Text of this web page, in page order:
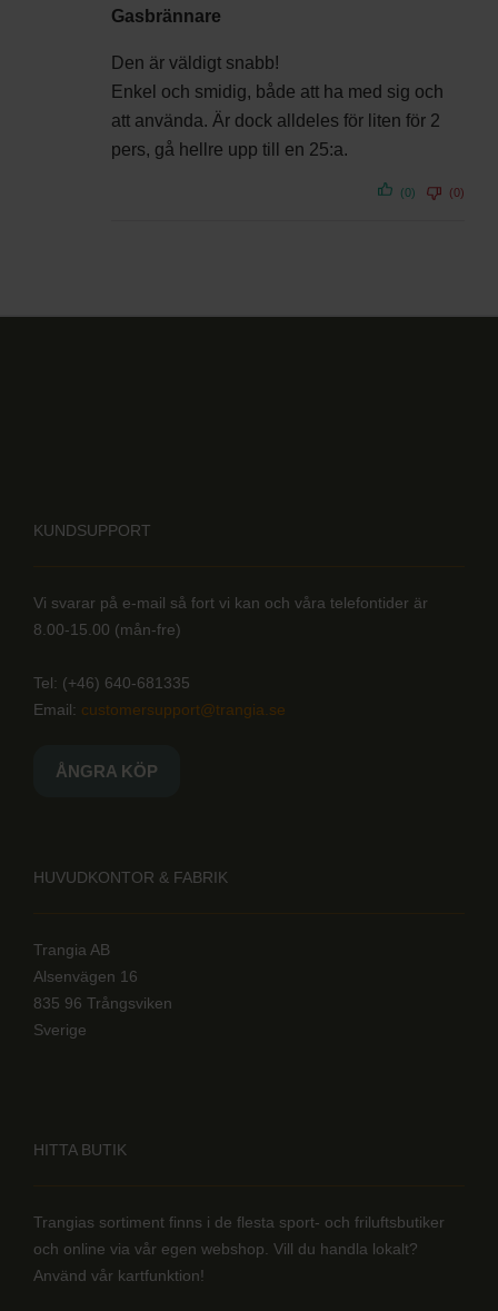
Gasbrännare
Den är väldigt snabb!
Enkel och smidig, både att ha med sig och
att använda. Är dock alldeles för liten för 2
pers, gå hellre upp till en 25:a.
(0) (0)
KUNDSUPPORT
Vi svarar på e-mail så fort vi kan och våra telefontider är
8.00-15.00 (mån-fre)
Tel: (+46) 640-681335
Email: customersupport@trangia.se
ÅNGRA KÖP
HUVUDKONTOR & FABRIK
Trangia AB
Alsenvägen 16
835 96 Trångsviken
Sverige
HITTA BUTIK
Trangias sortiment finns i de flesta sport- och friluftsbutiker
och online via vår egen webshop. Vill du handla lokalt?
Använd vår kartfunktion!